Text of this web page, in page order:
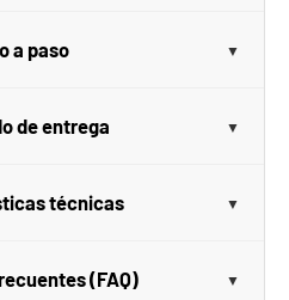
a paso
de entrega
técnicas
(FAQ)